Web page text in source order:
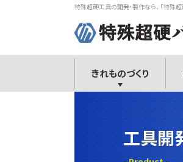
特殊超硬工具の開発・製作なら、 「特殊超
きれものづくり
工具開